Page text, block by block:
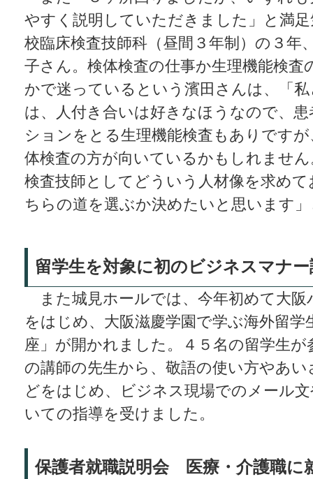
やすく説明していただきました」と満
校臨床検査技師科（昼間３年制）の３年
子さん。検体検査の仕事か生理機能検査
かで迷っているという濱田さんは、「
は、人付き合いは好きなほうなので、
ションをとる生理機能検査もありです
体検査の方が向いているかもしれませ
検査技師としてどういう人材像を求め
ちらの道を選ぶか決めたいと思います
留学生を対象に初のビジネスマナー
また城見ホールでは、今年初めて大阪
をはじめ、大阪滋慶学園で学ぶ海外留
座」が開かれました。４５名の留学生
の講師の先生から、敬語の使い方やあ
どをはじめ、ビジネス現場でのメール
いての指導を受けました。
保護者就職説明会 医療・介護職に